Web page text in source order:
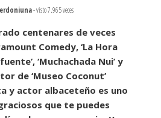
- visto 7.965 veces
centenares de veces
Comedy, ‘La Hora
‘Muchachada Nui’ y
de ‘Museo Coconut’
y actor albaceteño es uno
que te puedes